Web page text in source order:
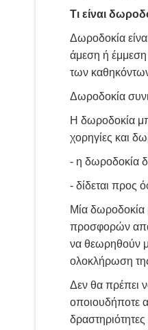
Τι είναι
Δωροδοκία
άμεση ή έμμεση
των
Δωροδοκία
Η δωροδοκία
χορηγίες και
- η δωροδοκία
- δίδεται προς
Μία δωροδοκία
προσφορών
να θεωρηθούν
ολοκλήρωση
Δεν θα πρέπει
οποιουδήποτε